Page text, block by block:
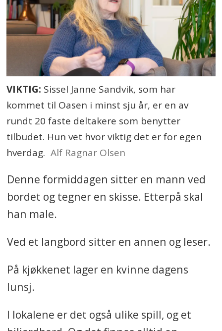
VIKTIG: Sissel Janne Sandvik, som har
kommet til Oasen i minst sju år, er en av
rundt 20 faste deltakere som benytter
tilbudet. Hun vet hvor viktig det er for egen
hverdag. Alf Ragnar Olsen
Denne formiddagen sitter en mann ved
bordet og tegner en skisse. Etterpå skal
han male.
Ved et langbord sitter en annen og leser.
På kjøkkenet lager en kvinne dagens
lunsj.
I lokalene er det også ulike spill, og et